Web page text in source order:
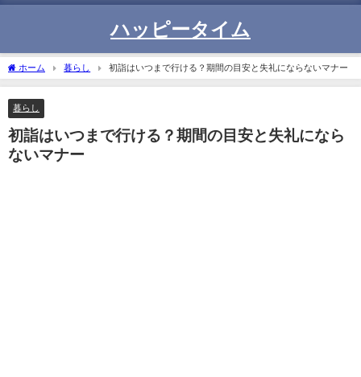
ハッピータイム
ホーム 暮らし 初詣はいつまで行ける？期間の目安と失礼にならないマナー
暮らし
初詣はいつまで行ける？期間の目安と失礼になら
ないマナー